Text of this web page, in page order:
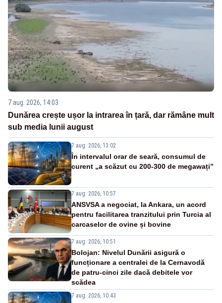
7 aug. 2026, 14:03
Dunărea crește ușor la intrarea în țară, dar rămâne mult
sub media lunii august
7 aug. 2026, 13:02
În intervalul orar de seară, consumul de
curent „a scăzut cu 200-300 de megawați”
7 aug. 2026, 10:57
ANSVSA a negociat, la Ankara, un acord
pentru facilitarea tranzitului prin Turcia al
carcaselor de ovine și bovine
7 aug. 2026, 10:51
Bolojan: Nivelul Dunării asigură o
funcționare a centralei de la Cernavodă
de patru-cinci zile dacă debitele vor
scădea
7 aug. 2026, 10:43